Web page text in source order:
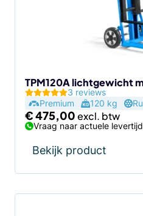
TPM120A lichtgewicht
3 reviews
Premium
120 kg
€475,00
Vraag naar actuele levertijd
Bekijk product